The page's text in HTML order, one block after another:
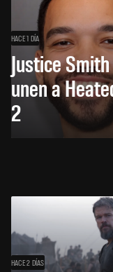
HACE 1 DÍA
Justice
unen a
2
HACE 2 DÍAS